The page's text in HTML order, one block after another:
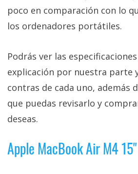
poco en comparación con lo
los ordenadores portátiles.
Podrás ver las
explicación por nuestra parte
contras de cada uno, además
que puedas revisarlo y
deseas.
Apple MacBook Air M4 15"